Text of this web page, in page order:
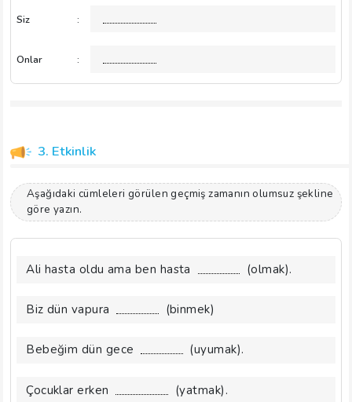
Siz :
Onlar :
3. Etkinlik
Aşağıdaki cümleleri görülen geçmiş zamanın olumsuz şekline
göre yazın.
Ali hasta oldu ama ben hasta (olmak).
Biz dün vapura (binmek)
Bebeğim dün gece (uyumak).
Çocuklar erken (yatmak).